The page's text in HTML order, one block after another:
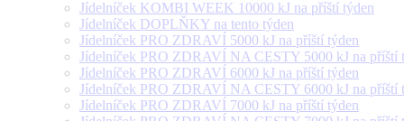
Jídelníček KOMBI WEEK 10000 kJ na příští týden
Jídelníček DOPLŇKY na tento týden
Jídelníček PRO ZDRAVÍ 5000 kJ na příští týden
Jídelníček PRO ZDRAVÍ NA CESTY 5000 kJ na příští
Jídelníček PRO ZDRAVÍ 6000 kJ na příští týden
Jídelníček PRO ZDRAVÍ NA CESTY 6000 kJ na příští
Jídelníček PRO ZDRAVÍ 7000 kJ na příští týden